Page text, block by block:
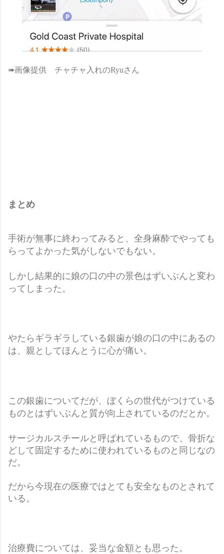
➠画像提供 チャチャ入れのRyuさん
まとめ
手術が無事に終わってみると、全身麻酔でやっても
らってよかった気がしないでもない。
しかし結果的に娘の口の中の景色はずいぶんと変わ
ってしまった。
やたらギラギラしている銀歯が娘の口の中にあるの
は、親としてほんとうに心が痛い。
この銀歯についてだが、ぼくらの世代がつけている
ものとはずいぶんと質が向上されているのだとか。
サージカルスチールと呼ばれているもので、骨折な
どして固定するために使われているものと同じなの
だ。
だから今現在の医療ではとても安全なものとされて
いる。
治療費については、妥当な金額とも思った。